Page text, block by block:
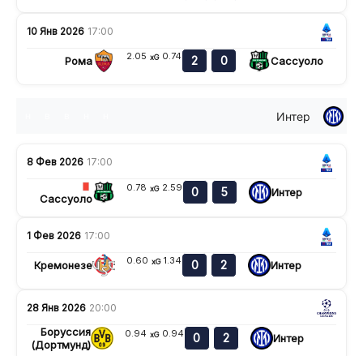
10 Янв 2026 17:00
Рома 2.05 xG 0.74 2 0 Сассуоло
Интер
8 Фев 2026 17:00
Сассуоло
0.78 xG 2.59 0 5 Интер
1 Фев 2026 17:00
Кремонезе 0.60 xG 1.34 0 2 Интер
28 Янв 2026 20:00
Боруссия
(Дортмунд)
0.94 xG 0.94 0 2 Интер